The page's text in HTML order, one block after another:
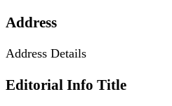
Address
Address Details
Editorial Info Title